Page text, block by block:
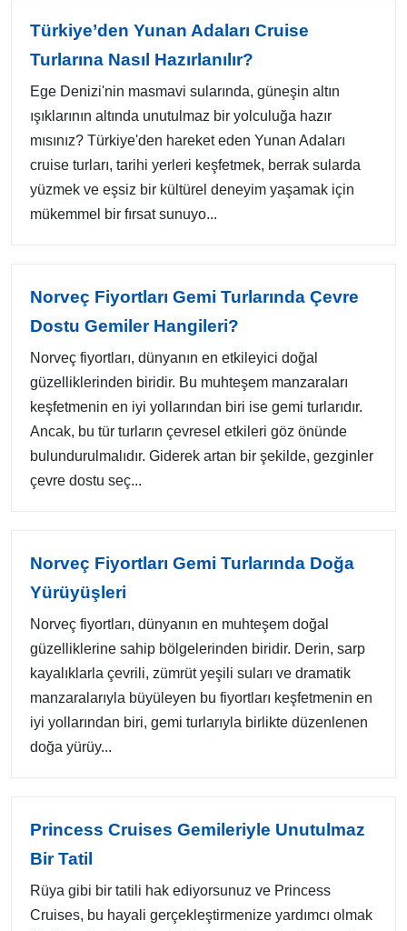
Türkiye’den Yunan Adaları Cruise
Turlarına Nasıl Hazırlanılır?
Ege Denizi'nin masmavi sularında, güneşin altın
ışıklarının altında unutulmaz bir yolculuğa hazır
mısınız? Türkiye'den hareket eden Yunan Adaları
cruise turları, tarihi yerleri keşfetmek, berrak sularda
yüzmek ve eşsiz bir kültürel deneyim yaşamak için
mükemmel bir fırsat sunuyo...
Norveç Fiyortları Gemi Turlarında Çevre
Dostu Gemiler Hangileri?
Norveç fiyortları, dünyanın en etkileyici doğal
güzelliklerinden biridir. Bu muhteşem manzaraları
keşfetmenin en iyi yollarından biri ise gemi turlarıdır.
Ancak, bu tür turların çevresel etkileri göz önünde
bulundurulmalıdır. Giderek artan bir şekilde, gezginler
çevre dostu seç...
Norveç Fiyortları Gemi Turlarında Doğa
Yürüyüşleri
Norveç fiyortları, dünyanın en muhteşem doğal
güzelliklerine sahip bölgelerinden biridir. Derin, sarp
kayalıklarla çevrili, zümrüt yeşili suları ve dramatik
manzaralarıyla büyüleyen bu fiyortları keşfetmenin en
iyi yollarından biri, gemi turlarıyla birlikte düzenlenen
doğa yürüy...
Princess Cruises Gemileriyle Unutulmaz
Bir Tatil
Rüya gibi bir tatili hak ediyorsunuz ve Princess
Cruises, bu hayali gerçekleştirmenize yardımcı olmak